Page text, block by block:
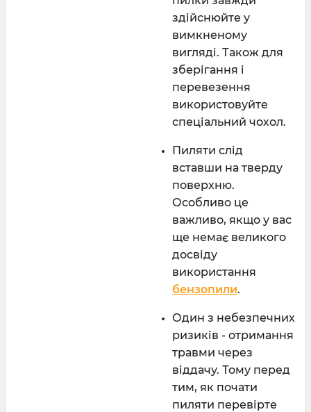
здійснюйте у
вимкненому
вигляді. Також для
зберігання і
перевезення
використовуйте
спеціальний чохол.
Пиляти слід
вставши на тверду
поверхню.
Особливо це
важливо, якщо у вас
ще немає великого
досвіду
використання
бензопили.
Один з небезпечних
ризиків - отримання
травми через
віддачу. Тому перед
тим, як почати
пиляти перевірте